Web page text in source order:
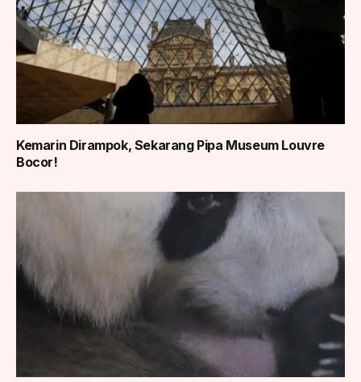
Kemarin Dirampok, Sekarang Pipa Museum Louvre
Bocor!